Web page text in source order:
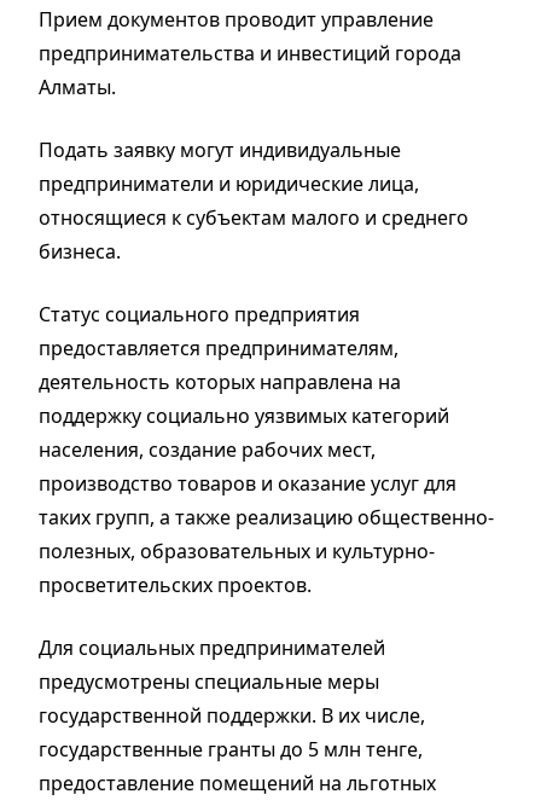
Прием документов проводит управление
предпринимательства и инвестиций города
Алматы.
Подать заявку могут индивидуальные
предприниматели и юридические лица,
относящиеся к субъектам малого и среднего
бизнеса.
Статус социального предприятия
предоставляется предпринимателям,
деятельность которых направлена на
поддержку социально уязвимых категорий
населения, создание рабочих мест,
производство товаров и оказание услуг для
таких групп, а также реализацию общественно-
полезных, образовательных и культурно-
просветительских проектов.
Для социальных предпринимателей
предусмотрены специальные меры
государственной поддержки. В их числе,
государственные гранты до 5 млн тенге,
предоставление помещений на льготных